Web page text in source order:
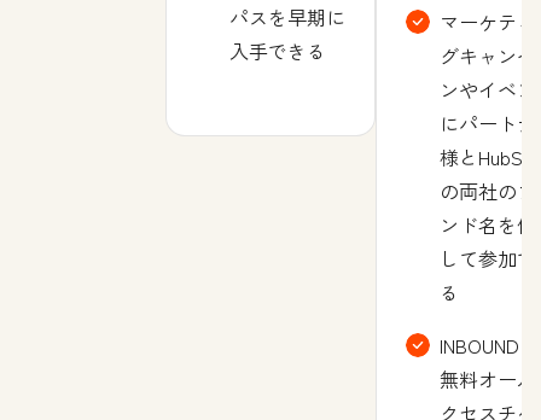
パスを早期に
入手できる
マーケテ
グキャン
ンやイベ
にパート
様と
の両社の
ンド名を
して参加
る
INBOUNDの
無料オー
クセスチ